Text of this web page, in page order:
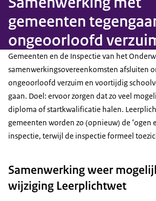
gemeenten
ongeoorloofd
Gemeenten en de Inspectie van het
samenwerkingsovereenkomsten afsluiten
ongeoorloofd verzuim en voortijdig
gaan. Doel: ervoor zorgen dat zo veel
diploma of startkwalificatie halen.
gemeenten worden zo (opnieuw) de ‘ogen
inspectie, terwijl de inspectie formeel
Samenwerking weer
wijziging Leerplichtwet